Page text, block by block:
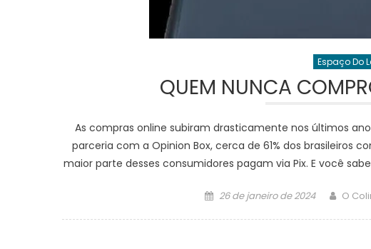
Espaço Do
QUEM NUNCA
As compras online subiram drasticamente nos últimos
parceria com a Opinion Box, cerca de 61% dos brasileiros
maior parte desses consumidores pagam via Pix. E você
Posted
26 de janeiro de 2024 Author
O